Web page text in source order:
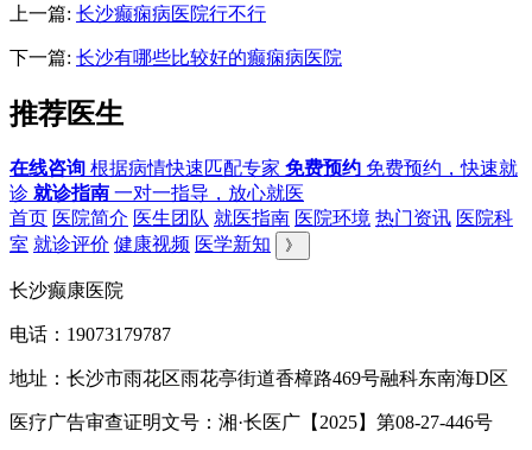
上一篇: 长沙癫痫病医院行不行
下一篇: 长沙有哪些比较好的癫痫病医院
推荐医生
在线咨询 根据病情快速匹配专家 免费预约 免费预约，快速就
诊 就诊指南 一对一指导，放心就医
首页 医院简介 医生团队 就医指南 医院环境 热门资讯 医院科
室 就诊评价 健康视频 医学新知 》
长沙癫康医院
电话：19073179787
地址：长沙市雨花区雨花亭街道香樟路469号融科东南海D区
医疗广告审查证明文号：湘·长医广【2025】第08-27-446号